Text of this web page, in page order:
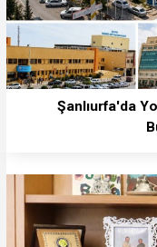
Şanlıurfa'da